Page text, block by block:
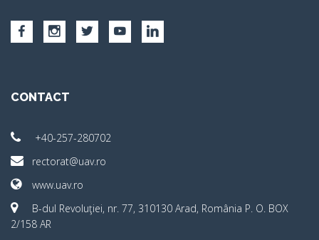
CONTACT
+40-257-280702
rectorat@uav.ro
www.uav.ro
B-dul Revoluţiei, nr. 77, 310130 Arad, România P. O. BOX
2/158 AR